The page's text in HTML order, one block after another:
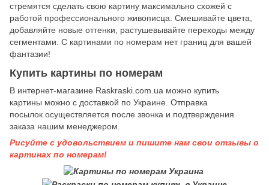
стремятся сделать свою картину максимально схожей с
работой профессионального живописца. Смешивайте цвета,
добавляйте новые оттенки, растушевывайте переходы между
сегментами. С картинами по номерам нет границ для вашей
фантазии!
Купить картины по номерам
В интернет-магазине Raskraski.com.ua можно купить
картины можно с доставкой по Украине. Отправка
посылок осуществляется после звонка и подтверждения
заказа нашим менеджером.
Рисуйте с удовольствием и пишите нам свои отзывы о
картинах по номерам!